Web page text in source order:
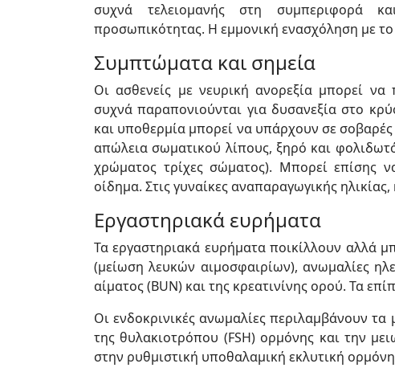
συχνά τελειομανής στη συμπεριφορά
προσωπικότητας. Η εμμονική ενασχόληση με το
Συμπτώματα και σημεία
Οι ασθενείς με νευρική ανορεξία μπορεί
συχνά παραπονιούνται για δυσανεξία στο
και υποθερμία μπορεί να υπάρχουν σε
απώλεια σωματικού λίπους, ξηρό και
χρώματος τρίχες σώματος). Μπορεί επίσης
οίδημα. Στις γυναίκες αναπαραγωγικής
Εργαστηριακά ευρήματα
Τα εργαστηριακά ευρήματα ποικίλλουν αλλά
(μείωση λευκών αιμοσφαιρίων), ανωμαλίες
αίματος (BUN) και της κρεατινίνης ορού. Τα
Οι ενδοκρινικές ανωμαλίες περιλαμβάνουν
της θυλακιοτρόπου (FSH) ορμόνης και την
στην ρυθμιστική υποθαλαμική εκλυτική